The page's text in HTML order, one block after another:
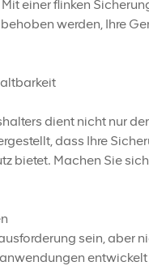
einer flinken
werden, Ihre
dient nicht nur
dass Ihre
bietet. Machen Sie
sein, aber